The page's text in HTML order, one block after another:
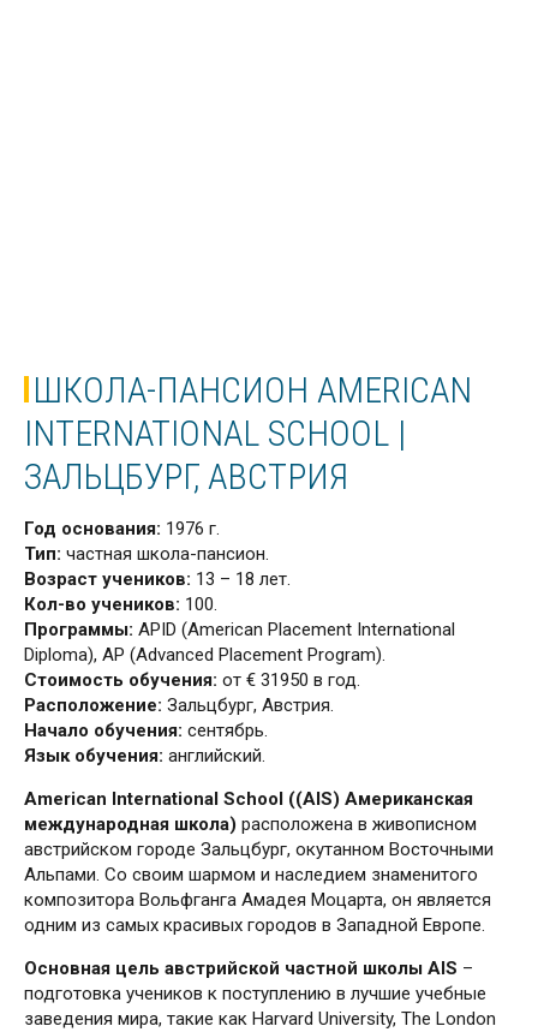
ШКОЛА-ПАНСИОН AMERICAN
INTERNATIONAL SCHOOL |
ЗАЛЬЦБУРГ, АВСТРИЯ
Год основания: 1976 г.
Тип: частная школа-пансион.
Возраст учеников: 13 – 18 лет.
Кол-во учеников: 100.
Программы: APID (American Placement International
Diploma), AP (Advanced Placement Program).
Стоимость обучения: от € 31950 в год.
Расположение: Зальцбург, Австрия.
Начало обучения: сентябрь.
Язык обучения: английский.
American International School ((AIS) Американская
международная школа) расположена в живописном
австрийском городе Зальцбург, окутанном Восточными
Альпами. Со своим шармом и наследием знаменитого
композитора Вольфганга Амадея Моцарта, он является
одним из самых красивых городов в Западной Европе.
Основная цель австрийской частной школы AIS –
подготовка учеников к поступлению в лучшие учебные
заведения мира, такие как Harvard University, The London